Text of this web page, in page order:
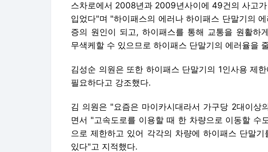
스차로에서 2008년과 2009년사이에 49건의 사고
입었다"며 "하이패스의 에러나 하이패스 단말기의
증의 원인이 되고, 하이패스를 통해 교통을 원활하
무색케할 수 있으므로 하이패스 단말기의 에러율을
김성순 의원은 또한 하이패스 단말기의 1인사용 제
필요하다고 강조했다.
김 의원은 "요즘은 마이카시대라서 가구당 2대이상
면서 "고속도로를 이용할 때 한 차량으로 이동할 수
으로 제한하고 있어 각각의 차량에 하이패스 단말
있다"고 지적했다.